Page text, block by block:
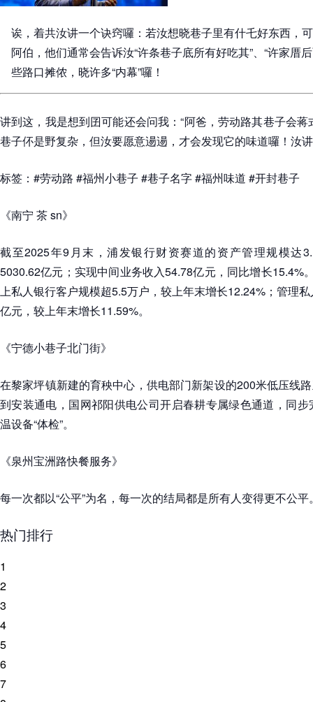
诶，着共汝讲一个诀窍囉：若汝想晓巷子里有什乇好东西，
阿伯，他们通常会告诉汝“许条巷子底所有好吃其”、“许家厝
些路口摊侬，晓许多“内幕”囉！
讲到这，我是想到囝可能还会问我：“阿爸，劳动路其巷子会
巷子伓是野复杂，但汝要愿意逿逿，才会发现它的味道囉！汝
标签：#劳动路 #福州小巷子 #巷子名字 #福州味道 #开封巷子
《南宁 茶 sn》
截至2025年9月末，浦发银行财资赛道的资产管理规模达
5030.62亿元；实现中间业务收入54.78亿元，同比增长15.4%
上私人银行客户规模超5.5万户，较上年末增长12.24%；管理
亿元，较上年末增长11.59%。
《宁德小巷子北门街》
在黎家坪镇新建的育秧中心，供电部门新架设的200米低压线
到安装通电，国网祁阳供电公司开启春耕专属绿色通道，同
温设备“体检”。
《泉州宝洲路快餐服务》
每一次都以“公平”为名，每一次的结局都是所有人变得更不公平
热门排行
1
2
3
4
5
6
7